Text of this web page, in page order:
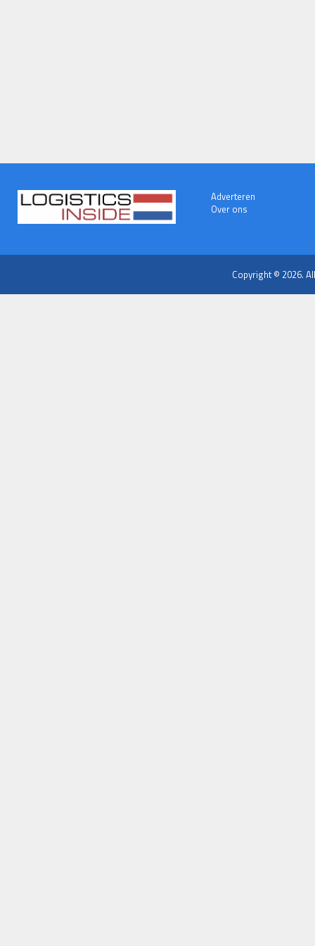
Adverteren
Over ons
Copyright © 2026.